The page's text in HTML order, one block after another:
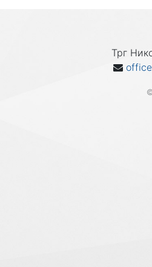
Трг